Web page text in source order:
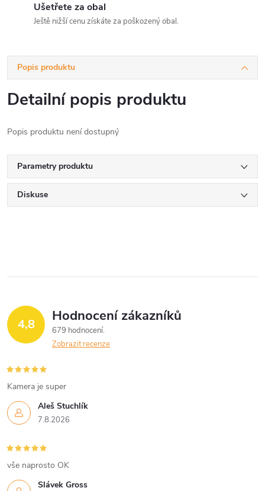
Ušetřete za obal
Ještě nižší cenu získáte za poškozený obal.
Popis produktu
Detailní popis produktu
Popis produktu není dostupný
Parametry produktu
Diskuse
4,8 Hodnocení zákazníků
679 hodnocení
Zobrazit recenze
Aleš Stuchlík
7.8.2026
Kamera je super
Slávek Gross
vše naprosto OK